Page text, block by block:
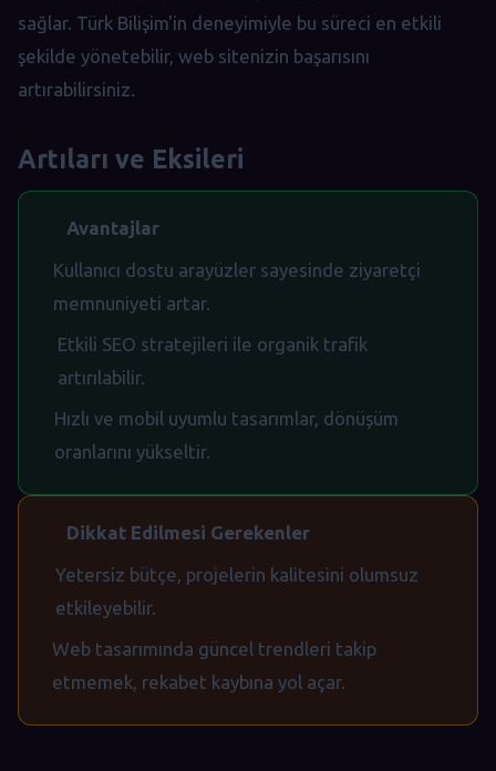
sağlar. Türk Bilişim'in deneyimiyle bu süreci en etkili
şekilde yönetebilir, web sitenizin başarısını
artırabilirsiniz.
Artıları ve Eksileri
Avantajlar
Kullanıcı dostu arayüzler sayesinde ziyaretçi
memnuniyeti artar.
Etkili SEO stratejileri ile organik trafik
artırılabilir.
Hızlı ve mobil uyumlu tasarımlar, dönüşüm
oranlarını yükseltir.
Dikkat Edilmesi Gerekenler
Yetersiz bütçe, projelerin kalitesini olumsuz
etkileyebilir.
Web tasarımında güncel trendleri takip
etmemek, rekabet kaybına yol açar.